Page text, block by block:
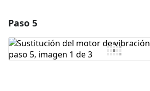
Agregar Comentario
Paso 5